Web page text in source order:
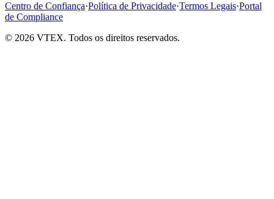
Centro de Confiança·Política de Privacidade·Termos Legais·Portal
de Compliance
© 2026 VTEX. Todos os direitos reservados.